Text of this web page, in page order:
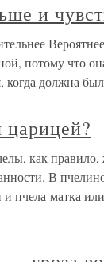
и
потому что
должна
царицей?
как
В
пчела-матка